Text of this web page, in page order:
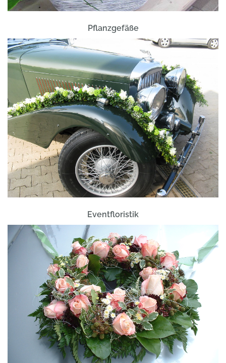
Pflanzgefäße
Eventfloristik